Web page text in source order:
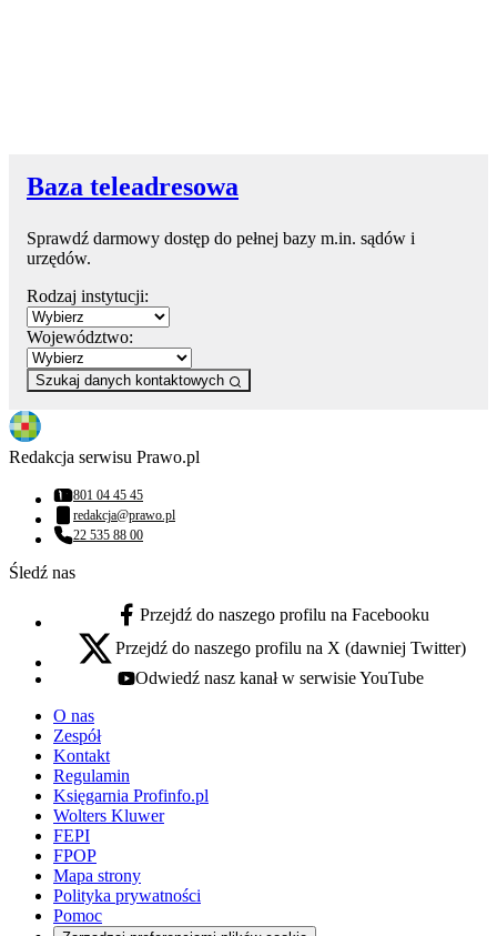
Baza teleadresowa
Sprawdź darmowy dostęp do pełnej bazy m.in. sądów i
urzędów.
Rodzaj instytucji:
Województwo:
Szukaj danych kontaktowych
Redakcja serwisu Prawo.pl
Numer telefonu:
801 04 45 45
Adres email:
redakcja@prawo.pl
Numer telefonu:
22 535 88 00
Śledź nas
facebook - otwiera się w nowej karcie
Przejdź do naszego profilu na Facebooku
x - otwiera się w nowej karcie
Przejdź do naszego profilu na X (dawniej Twitter)
youtube - otwiera się w nowej karcie
Odwiedź nasz kanał w serwisie YouTube
O nas
Zespół
Kontakt
Regulamin
Księgarnia Profinfo.pl
Wolters Kluwer
FEPI
FPOP
Mapa strony
Polityka prywatności
Pomoc